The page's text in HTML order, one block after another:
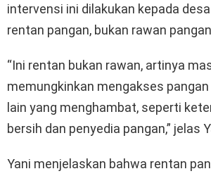
intervensi ini dilakukan kepada
rentan pangan, bukan rawan
“Ini rentan bukan rawan, artinya
memungkinkan mengakses
lain yang menghambat, seperti
bersih dan penyedia pangan,” jelas
Yani menjelaskan bahwa rentan